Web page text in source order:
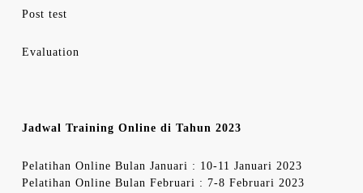
Post test
Evaluation
Jadwal Training Online di Tahun 2023
Pelatihan Online Bulan Januari : 10-11 Januari 2023
Pelatihan Online Bulan Februari : 7-8 Februari 2023